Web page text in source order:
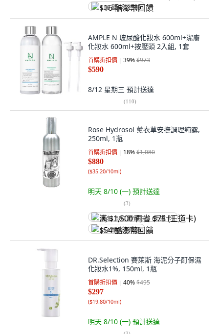
$16 酷澎幣回饋
AMPLE N 玻尿酸化妝水 600ml+潔膚
化妝水 600ml+按壓頭 2入組, 1套
首購折扣價 39%$973
$590
8/12 星期三 預計送達
(110)
Rose Hydrosol 薰衣草安撫調理純露,
250ml, 1瓶
首購折扣價 18%$1,080
$880
($35.20/10ml)
明天 8/10 (一) 預計送達
(3)
满 $1,500 再省 $75 (王道卡)
$54 酷澎幣回饋
DR.Selection 賽萊斯 海泥分子酊保濕
化妝水1%, 150ml, 1瓶
首購折扣價 40%$495
$297
($19.80/10ml)
明天 8/10 (一) 預計送達